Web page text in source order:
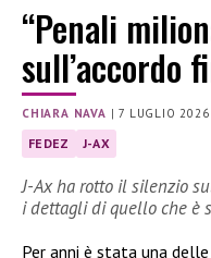
“Penali
sull’accordo
CHIARA NAVA |7 LUGLIO 2026
FEDEZ J-AX
J-Ax ha rotto il silenzio
i dettagli di quello che è
Per anni è stata una